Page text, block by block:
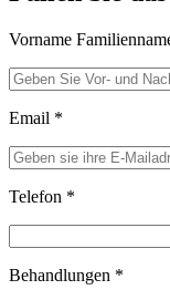
Vorname
Email *
Telefon *
Behandlungen *